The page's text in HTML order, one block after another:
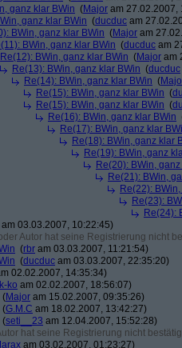
ganz klar BWin (Major am 27.02.2007,
ganz klar BWin (ducduc am
BWin, ganz klar BWin (Major am
BWin, ganz klar BWin (ducduc am
Re(12): BWin, ganz klar BWin (Major am
Re(13): BWin, ganz klar BWin (ducduc
Re(14): BWin, ganz klar BWin (
Re(15): BWin, ganz klar BWin (
Re(15): BWin, ganz klar BWin (
Re(16): BWin, ganz klar BWin
Re(17): BWin, ganz klar
Re(18): BWin, ganz klar
Re(19): BWin, ganz
Re(20): BWin,
Re(21): BWin,
Re(22):
Re(23):
Re(24):
am 03.03.2007, 10:22:45)
Autor hat seine Registrierung nicht
(rbr am 03.03.2007, 11:21:54)
(ducduc am 03.03.2007, 22:35:20)
02.02.2007, 14:35:34)
ko am 02.02.2007, 18:56:07)
(Major am 15.02.2007, 09:35:26)
(G.M.C am 18.02.2007, 13:42:27)
(seti__23 am 12.04.2007, 15:52:28)
hat seine Registrierung nicht
am 03.02.2007, 01:23:27)